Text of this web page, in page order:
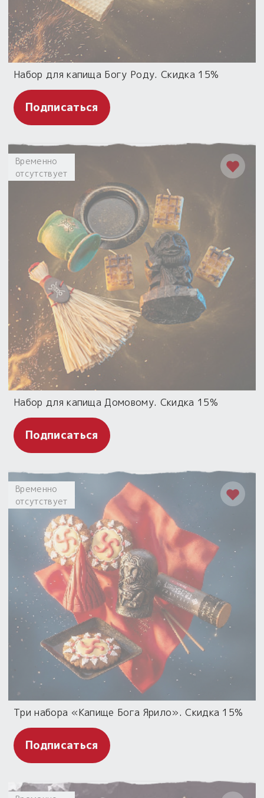
Набор для капища Богу Роду. Скидка 15%
Подписаться
Временно
отсутствует
Набор для капища Домовому. Скидка 15%
Подписаться
Временно
отсутствует
Три набора «Капище Бога Ярило». Скидка 15%
Подписаться